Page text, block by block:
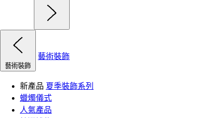
藝術裝飾
藝術裝飾
新產品 夏季裝飾系列
蠟燭儀式
人氣產品